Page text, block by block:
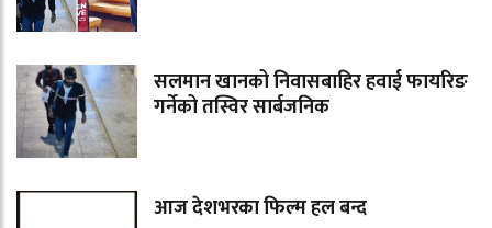
सलमान खानको निवासबाहिर हवाई फायरिङ
गर्नेको तस्विर सार्बजनिक
आज देशभरका फिल्म हल बन्द